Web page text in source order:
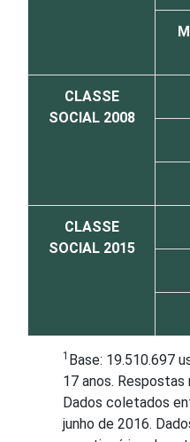
CLASSE
SOCIAL 2008
CLASSE
SOCIAL 2015
1 Base: 19.510.697
17 anos.
Dados coletados
junho de 2016.